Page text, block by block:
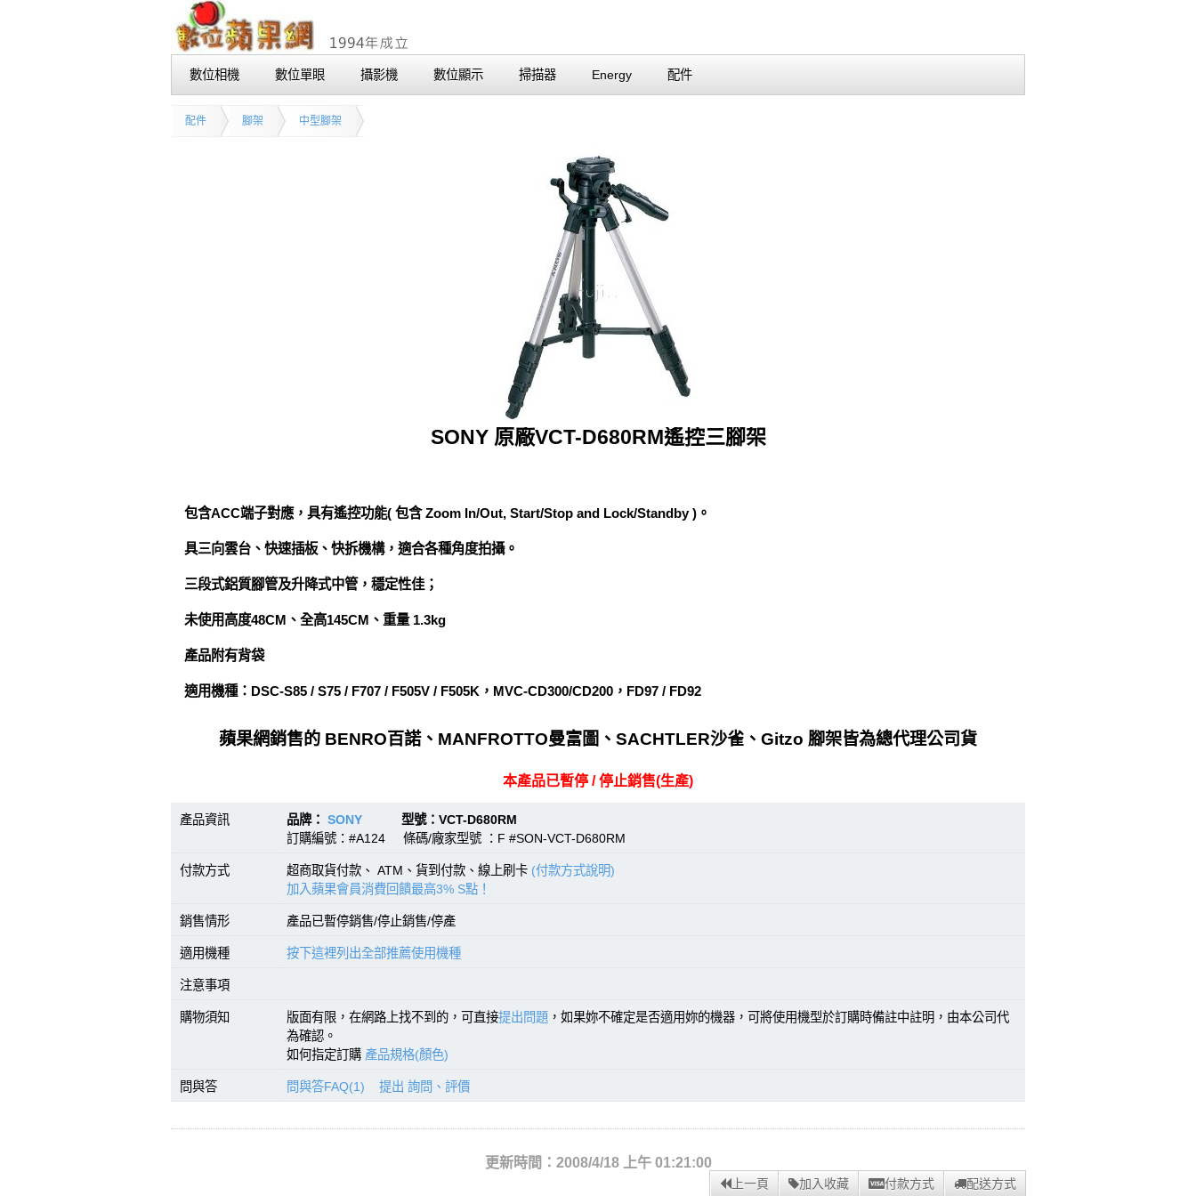
數位相機 數位單眼 攝影機 數位顯示 掃描器 Energy 配件
配件 腳架 中型腳架
SONY 原廠VCT-D680RM遙控三腳架
包含ACC端子對應，具有遙控功能( 包含 Zoom In/Out, Start/Stop and Lock/Standby )。
具三向雲台、快速插板、快拆機構，適合各種角度拍攝。
三段式鋁質腳管及升降式中管，穩定性佳；
未使用高度48CM、全高145CM、重量 1.3kg
產品附有背袋
適用機種：DSC-S85 / S75 / F707 / F505V / F505K，MVC-CD300/CD200，FD97 / FD92
蘋果網銷售的 BENRO百諾、MANFROTTO曼富圖、SACHTLER沙雀、Gitzo 腳架皆為總代理公司貨
本產品已暫停 / 停止銷售(生產)
產品資訊 品牌： SONY 型號：VCT-D680RM
訂購編號：#A124 條碼/廠家型號 ：F #SON-VCT-D680RM
付款方式 超商取貨付款、 ATM、貨到付款、線上刷卡 (付款方式說明)
加入蘋果會員消費回饋最高3% S點！
銷售情形 產品已暫停銷售/停止銷售/停產
適用機種 按下這裡列出全部推薦使用機種
注意事項
購物須知 版面有限，在網路上找不到的，可直接提出問題 ，如果妳不確定是否適用妳的機器，可將使用機型於訂購時備註中註明，由本公司代
為確認。
如何指定訂購 產品規格(顏色)
問與答 問與答FAQ(1) 提出 詢問、評價
更新時間：2008/4/18 上午 01:21:00
上一頁 加入收藏 付款方式 配送方式